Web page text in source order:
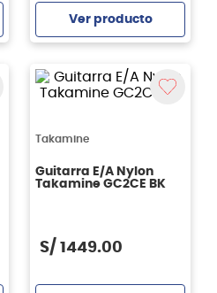
Ver producto
Takamine
Guitarra E/A Nylon
Takamine GC2CE BK
S/ 1449.00